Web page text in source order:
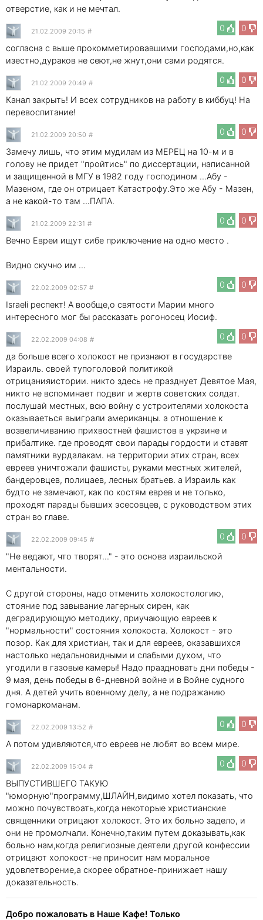
отверстие, как и не мечтал.
0
0
21.02.2009 20:15 #
согласна с выше прокомметировавшими господами,но,как
изестно,дураков не сеют,не жнут,они сами родятся.
0
0
21.02.2009 20:49 #
Канал закрыть! И всех сотрудников на работу в киббуц! На
перевоспитание!
0
0
21.02.2009 20:50 #
Замечу лишь, что этим мудилам из МЕРЕЦ на 10-м и в
голову не придет "пройтись" по диссертации, написанной
и защищенной в МГУ в 1982 году господином ...Абу -
Мазеном, где он отрицает Катастрофу.Это же Абу - Мазен,
а не какой-то там ...ПАПА.
0
0
21.02.2009 22:31 #
Вечно Евреи ищут сибе приключение на одно место .
Видно скучно им ...
0
0
22.02.2009 02:57 #
Israeli респект! А вообще,о святости Марии много
интересного мог бы рассказать рогоносец Иосиф.
0
0
22.02.2009 04:08 #
да больше всего холокост не признают в государстве
Израиль. своей тупоголовой политикой
отрицанияистории. никто здесь не празднует Девятое Мая,
никто не вспоминает подвиг и жертв советских солдат.
послушай местных, всю войну с устроителями холокоста
оказываеться выиграли американцы. а отношение к
возвеличиванию прихвостней фашистов в украине и
прибалтике. где проводят свои парады гордости и ставят
памятники вурдалакам. на территории этих стран, всех
евреев уничтожали фашисты, руками местных жителей,
бандеровцев, полицаев, лесных братьев. а Израиль как
будто не замечают, как по костям еврев и не только,
проходят парады бывших эсесовцев, с руководством этих
стран во главе.
0
0
22.02.2009 09:45 #
"Не ведают, что творят..." - это основа израильской
ментальности.
С другой стороны, надо отменить холокостологию,
стояние под завывание лагерных сирен, как
деградирующую методику, приучающую евреев к
"нормальности" состояния холокоста. Холокост - это
позор. Как для христиан, так и для евреев, оказавшихся
настолько недальновидными и слабыми духом, что
угодили в газовые камеры! Надо праздновать дни победы -
9 мая, день победы в 6-дневной войне и в Войне судного
дня. А детей учить военному делу, а не подражанию
гомонаркоманам.
0
0
22.02.2009 13:52 #
А потом удивляются,что евреев не любят во всем мире.
0
0
22.02.2009 15:04 #
ВЫПУСТИВШЕГО ТАКУЮ
"юморную"программу,ШЛАЙН,видимо хотел показать, что
можно почувствоать,когда некоторые христианские
священники отрицают холокост. Это их больно задело, и
они не промолчали. Конечно,таким путем доказывать,как
больно нам,когда религиозные деятели другой конфессии
отрицают холокост-не приносит нам моральное
удовлетворение,а скорее обратное-принижает нашу
доказательность.
Добро пожаловать в Наше Кафе! Только